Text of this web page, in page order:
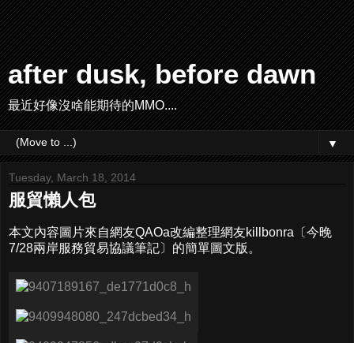
after dusk, before dawn
最近好像沒啥能期待的MMO....
▼
Tuesday, March 18, 2014
服貿懶人包
本文內容圖片來自網友QAOa改編整理網友killbonra〔今晚
7/28兩岸服務貿易協議筆記〕的簡單圖文版。